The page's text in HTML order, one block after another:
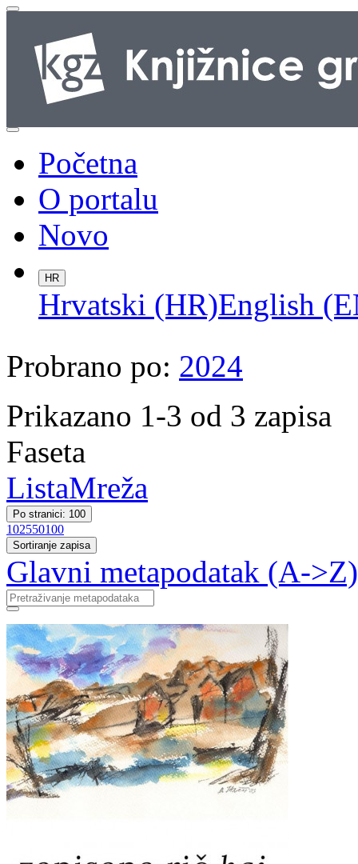
Početna
O portalu
Novo
HR
Hrvatski (HR)English
Probrano po: 2024
Prikazano 1-3 od 3 zapisa
Faseta
ListaMreža
Po stranici: 100
102550100
Sortiranje zapisa
Glavni metapodatak (A->Z)